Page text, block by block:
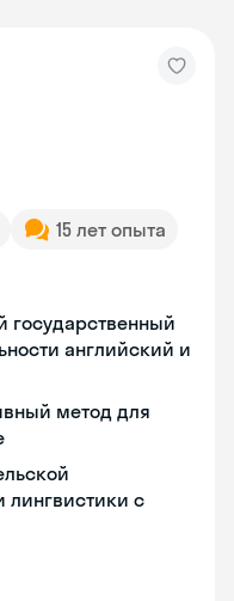
15 лет опыта
государственный
английский и
метод для
лингвистики с